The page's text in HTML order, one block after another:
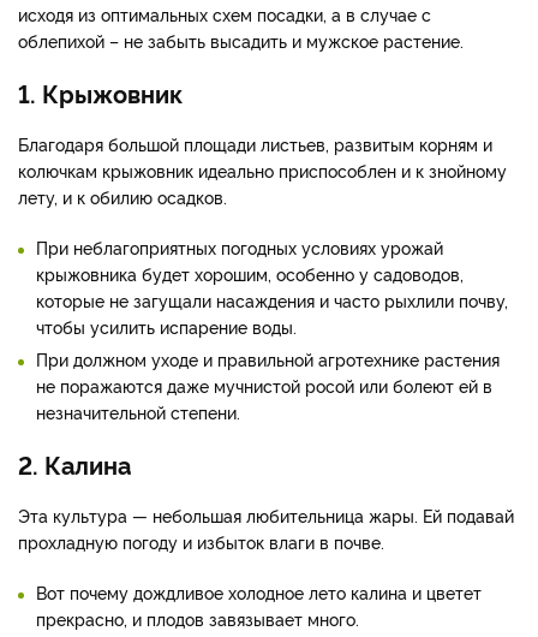
исходя из оптимальных схем посадки, а в случае с
облепихой – не забыть высадить и мужское растение.
1. Крыжовник
Благодаря большой площади листьев, развитым корням и
колючкам крыжовник идеально приспособлен и к знойному
лету, и к обилию осадков.
При неблагоприятных погодных условиях урожай
крыжовника будет хорошим, особенно у садоводов,
которые не загущали насаждения и часто рыхлили почву,
чтобы усилить испарение воды.
При должном уходе и правильной агротехнике растения
не поражаются даже мучнистой росой или болеют ей в
незначительной степени.
2. Калина
Эта культура — небольшая любительница жары. Ей подавай
прохладную погоду и избыток влаги в почве.
Вот почему дождливое холодное лето калина и цветет
прекрасно, и плодов завязывает много.